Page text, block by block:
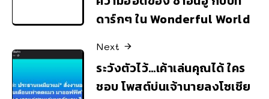
ดาร์กๆ ใน Wonderful World
Next
ระวังตัวไว้…เค้าเล่นคุณได้ ใคร
ชอบ โพสต์บ่นเจ้านายลงโซเชีย